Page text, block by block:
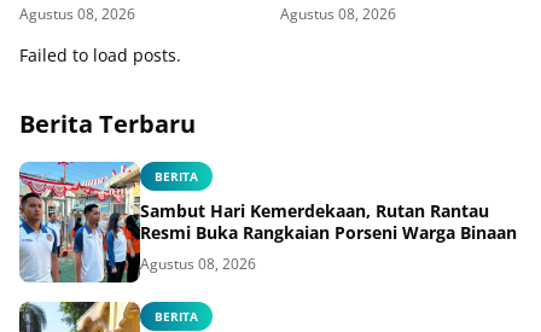
Pegawai
Agustus 08, 2026
Perpustakaan
Agustus 08, 2026
Failed to load posts.
Berita Terbaru
BERITA
Sambut Hari Kemerdekaan, Rutan Rantau
Resmi Buka Rangkaian Porseni Warga Binaan
Agustus 08, 2026
BERITA